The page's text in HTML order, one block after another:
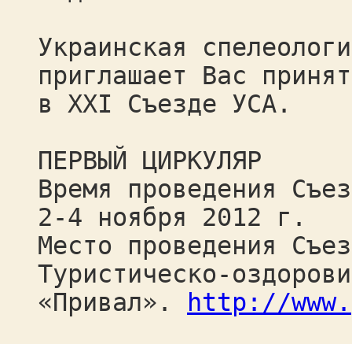
Украинская
приглашает Вас
в ХХI Съезде УСА.
ПЕРВЫЙ ЦИРКУЛЯР
Время проведения
2-4 ноября 2012 г.
Место проведения
Туристическо-
«Привал».
http://